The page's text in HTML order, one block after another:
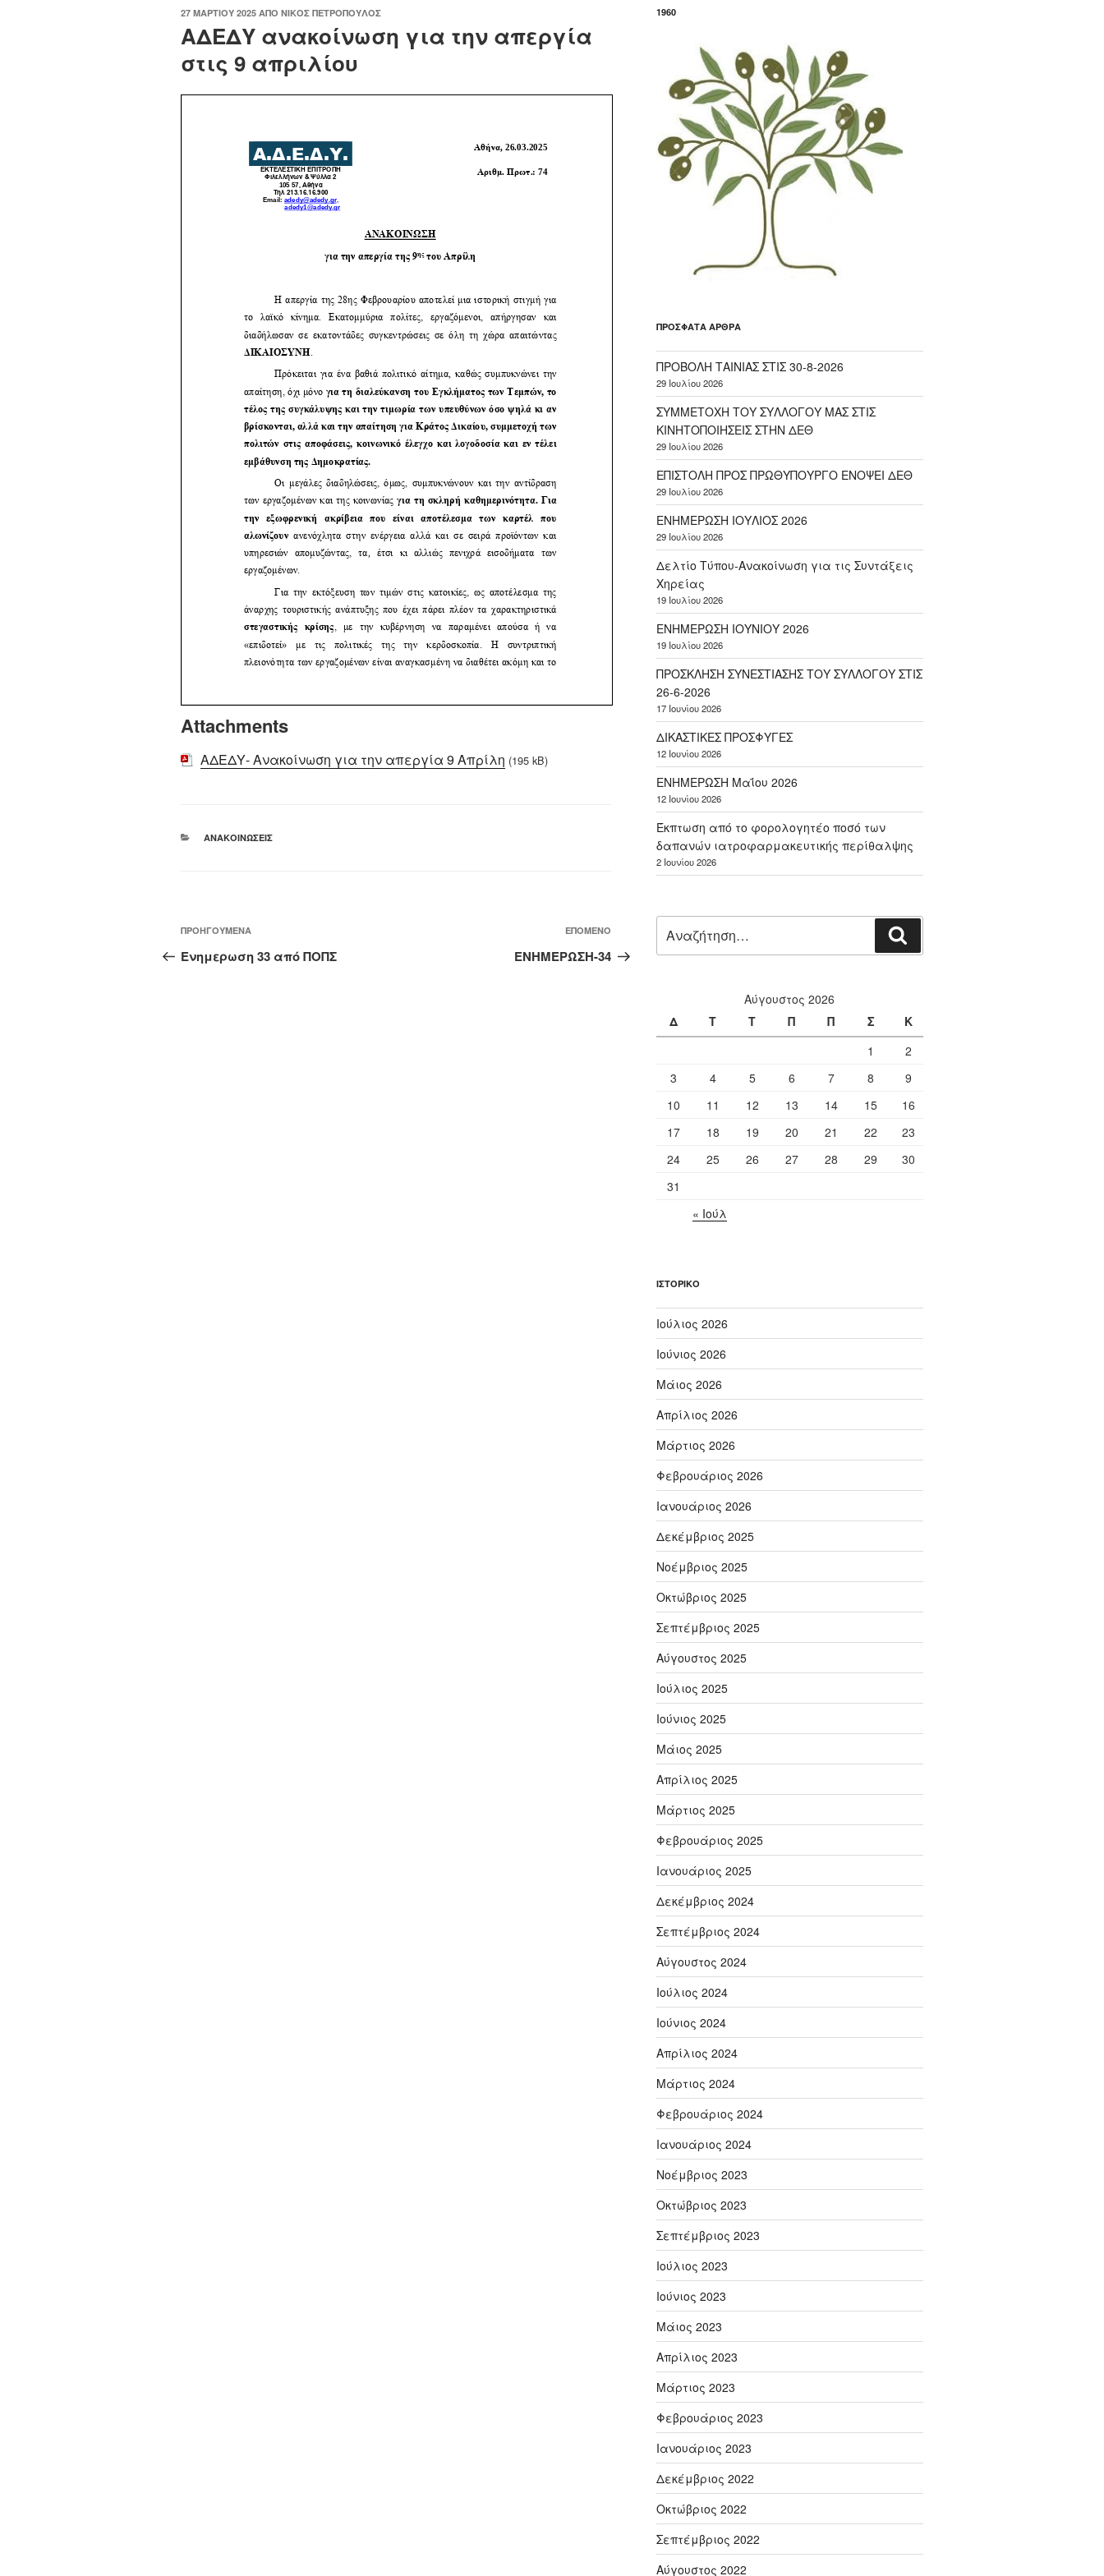
ΔΗΜΟΣΙΕΎΤΗΚΕ
27 ΜΑΡΤΊΟΥ 2025 ΑΠΌ ΝΊΚΟΣ ΠΕΤΡΌΠΟΥΛΟΣ
ΑΔΕΔΥ ανακοίνωση για την απεργία
στις 9 απριλίου
Attachments
ΑΔΕΔΥ- Ανακοίνωση για την απεργία 9 Απρίλη (195 kB)
ΚΑΤΗΓΟΡΊΕΣ
ΑΝΑΚΟΙΝΏΣΕΙΣ
Πλοήγηση
άρθρων
Προηγούμενο
άρθρο
ΠΡΟΗΓΟΎΜΕΝΑ
Ενημερωση 33 από ΠΟΠΣ
Επόμενο
άρθρο
ΕΠΌΜΕΝΟ
ΕΝΗΜΕΡΩΣΗ-34
1960
ΠΡΌΣΦΑΤΑ ΆΡΘΡΑ
ΠΡΟΒΟΛΗ ΤΑΙΝΙΑΣ ΣΤΙΣ 30-8-2026
29 Ιουλίου 2026
ΣΥΜΜΕΤΟΧΗ ΤΟΥ ΣΥΛΛΟΓΟΥ ΜΑΣ ΣΤΙΣ
ΚΙΝΗΤΟΠΟΙΗΣΕΙΣ ΣΤΗΝ ΔΕΘ
29 Ιουλίου 2026
ΕΠΙΣΤΟΛΗ ΠΡΟΣ ΠΡΩΘΥΠΟΥΡΓΟ ΕΝΟΨΕΙ ΔΕΘ
29 Ιουλίου 2026
ΕΝΗΜΕΡΩΣΗ ΙΟΥΛΙΟΣ 2026
29 Ιουλίου 2026
Δελτίο Τύπου-Ανακοίνωση για τις Συντάξεις
Χηρείας
19 Ιουλίου 2026
ΕΝΗΜΕΡΩΣΗ ΙΟΥΝΙΟΥ 2026
19 Ιουλίου 2026
ΠΡΟΣΚΛΗΣΗ ΣΥΝΕΣΤΙΑΣΗΣ ΤΟΥ ΣΥΛΛΟΓΟΥ ΣΤΙΣ
26-6-2026
17 Ιουνίου 2026
ΔΙΚΑΣΤΙΚΕΣ ΠΡΟΣΦΥΓΕΣ
12 Ιουνίου 2026
ΕΝΗΜΕΡΩΣΗ Μαΐου 2026
12 Ιουνίου 2026
Έκπτωση από το φορολογητέο ποσό των
δαπανών ιατροφαρμακευτικής περίθαλψης
2 Ιουνίου 2026
για:
Αύγουστος 2026
Δ
Τ Τ Π Π Σ
Κ
1
2
3
4 5 6 7 8
9
10
11 12 13 14 15
16
17
18 19 20 21 22
23
24
25 26 27 28 29
30
31
« Ιούλ
ΙΣΤΟΡΙΚΌ
Ιούλιος 2026
Ιούνιος 2026
Μάιος 2026
Απρίλιος 2026
Μάρτιος 2026
Φεβρουάριος 2026
Ιανουάριος 2026
Δεκέμβριος 2025
Νοέμβριος 2025
Οκτώβριος 2025
Σεπτέμβριος 2025
Αύγουστος 2025
Ιούλιος 2025
Ιούνιος 2025
Μάιος 2025
Απρίλιος 2025
Μάρτιος 2025
Φεβρουάριος 2025
Ιανουάριος 2025
Δεκέμβριος 2024
Σεπτέμβριος 2024
Αύγουστος 2024
Ιούλιος 2024
Ιούνιος 2024
Απρίλιος 2024
Μάρτιος 2024
Φεβρουάριος 2024
Ιανουάριος 2024
Νοέμβριος 2023
Οκτώβριος 2023
Σεπτέμβριος 2023
Ιούλιος 2023
Ιούνιος 2023
Μάιος 2023
Απρίλιος 2023
Μάρτιος 2023
Φεβρουάριος 2023
Ιανουάριος 2023
Δεκέμβριος 2022
Οκτώβριος 2022
Σεπτέμβριος 2022
Αύγουστος 2022